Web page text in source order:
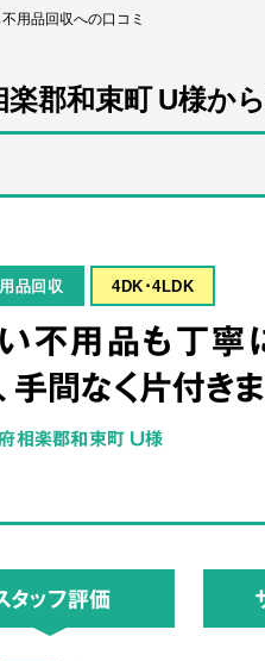
用品回収への口コミ
郡和束町 U様か
品回収 4DK･4LDK
不用品も丁寧
手間なく片付きま
相楽郡和束町 U様
タッフ評価